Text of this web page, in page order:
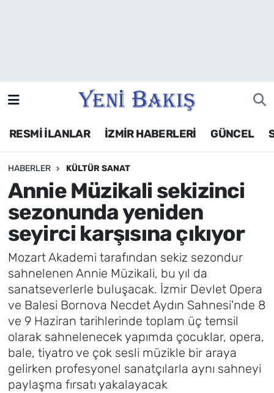
RESMİ İLANLAR İZMİR HABERLERİ GÜNCEL
HABERLER KÜLTÜR SANAT
Annie Müzikali sekizinci
sezonunda yeniden
seyirci karşısına çıkıyor
Mozart Akademi tarafından sekiz sezondur
sahnelenen Annie Müzikali, bu yıl da
sanatseverlerle buluşacak. İzmir Devlet Opera
ve Balesi Bornova Necdet Aydın Sahnesi'nde 8
ve 9 Haziran tarihlerinde toplam üç temsil
olarak sahnelenecek yapımda çocuklar, opera,
bale, tiyatro ve çok sesli müzikle bir araya
gelirken profesyonel sanatçılarla aynı sahneyi
paylaşma fırsatı yakalayacak
Siyaset
Asayiş / Polis-Adliye
Spor
Magazin
Foto Galeri
Künye
İletişim